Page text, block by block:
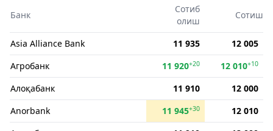
Банк
Сотиб
олиш
Сотиш
Asia Alliance Bank 11 935
12 005
Агробанк
11 920+20 12 010+10
Алоқабанк 11 910
12 000
Anorbank
11 945+30
12 010